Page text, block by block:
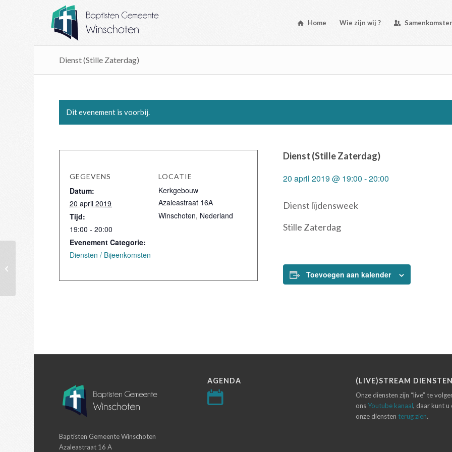
Home Wie zijn wij ?
Dienst (Stille Zaterdag)
Dit evenement is voorbij.
Dienst (Stille Zaterdag)
20 april 2019 @ 19:00 -20:00
Dienst lijdensweek
Stille Zaterdag
Toevoegen aan kalender
GEGEVENS
Datum:
20 april 2019
Tijd:
19:00 - 20:00
Evenement Categorie:
Diensten / Bijeenkomsten
LOCATIE
Kerkgebouw
Azaleastraat 16A
Winschoten, Nederland
Baptisten Gemeente Winschoten
Azaleastraat 16 A
AGENDA (LIVE)STREAM DIENSTEN
Onze diensten zijn “live” te
onsYoutube kanaal, daar kunt u
onze diensten terug zien.